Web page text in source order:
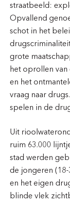
straatbeeld:
Opvallend
schot in het
grote
het oprollen van
en het
vraag naar
spelen in de
Uit
ruim 63.000
stad werden
de jongeren
en het eigen
blinde vlek